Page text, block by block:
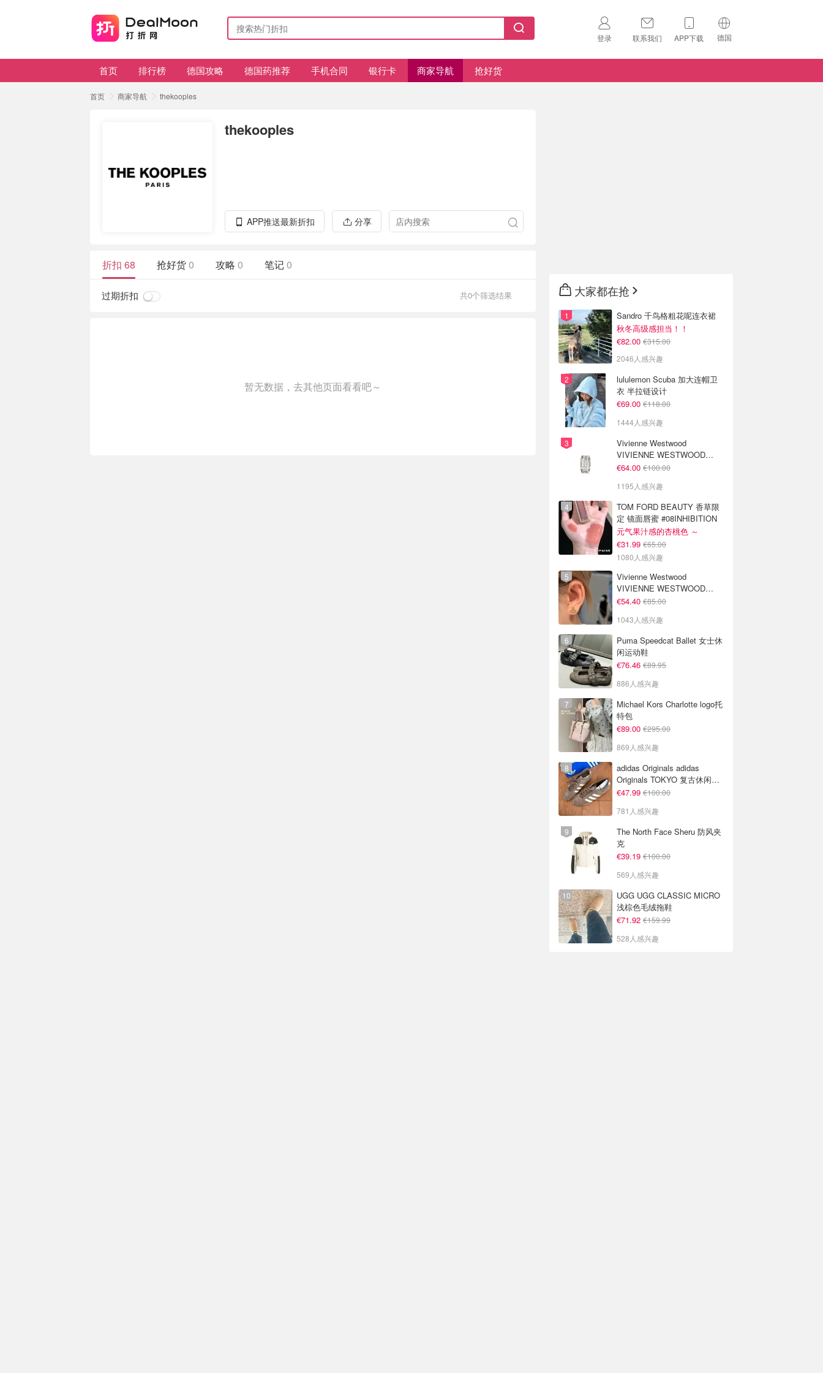
登录 联系我们 APP下载 德国
🇺🇸
首页 排行榜 德国攻略 德国药推荐 手机合同 银行卡 商家导航 抢好货
首页 商家导航 thekooples
thekooples
APP推送最新折扣 分享
折扣 68 抢好货0 攻略 0 笔记0
过期折扣 共0个筛选结果
暂无数据，去其他页面看看吧～
大家都在抢
Sandro 千鸟格粗花呢连衣裙
秋冬高级感担当！！
€82.00 €315.00
2046人感兴趣
lululemon Scuba 加大连帽卫
衣 半拉链设计
€69.00 €118.00
1444人感兴趣
Vivienne Westwood
VIVIENNE WESTWOOD
Westminster 单只耳环
€64.00 €100.00
1195人感兴趣
TOM FORD BEAUTY 香草限
定 镜面唇蜜 #08INHIBITION
元气果汁感的杏桃色 ～
€31.99 €65.00
1080人感兴趣
Vivienne Westwood
VIVIENNE WESTWOOD
Nano Solitaire 耳环
€54.40 €85.00
1043人感兴趣
Puma Speedcat Ballet 女士休
闲运动鞋
€76.46 €89.95
886人感兴趣
Michael Kors Charlotte logo托
特包
€89.00 €295.00
869人感兴趣
adidas Originals adidas
Originals TOKYO 复古休闲鞋
深棕色
€47.99 €100.00
781人感兴趣
The North Face Sheru 防风夹
克
€39.19 €100.00
569人感兴趣
UGG UGG CLASSIC MICRO
浅棕色毛绒拖鞋
€71.92 €159.99
528人感兴趣